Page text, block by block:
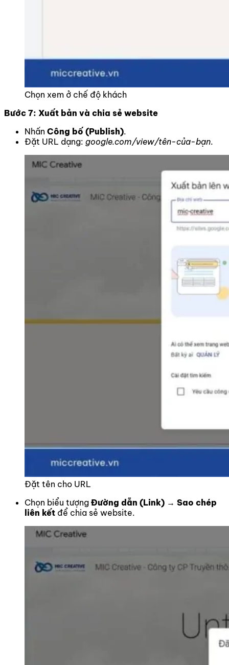
Chọn xem ở chế độ khách
Bước 7: Xuất bản và chia sẻ website
Nhấn Công bố (Publish).
Đặt URL dạng: google.com/view/tên-của-bạn.
Đặt tên cho URL
Chọn biểu tượng Đường dẫn (Link) → Sao chép
liên kết để chia sẻ website.